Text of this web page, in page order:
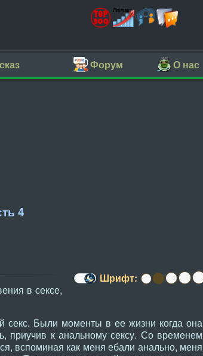
Форум О нас
4
Шрифт:
в сексе,
секс. Были моменты в ее жизни когда она
приучив к анальному сексу. Со временем
вспоминая как меня ебали анально, меня